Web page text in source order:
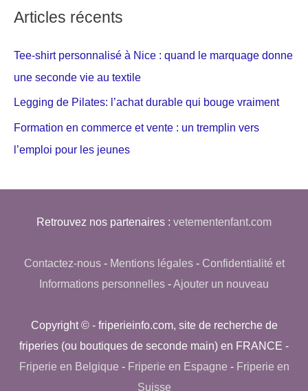
Articles récents
Tee-shirt personnalisé à Nice : quand le marquage donne
une seconde vie au textile
Legging de Pilates: l’achat durable qui bouge vraiment
Formation en commerce et vente : un tremplin vers
l’emploi pour les jeunes
Retrouvez nos partenaires : vetementenfant.com
Contactez-nous- Mentions légales- Confidentialité et
Informations personnelles -Ajouter un nouveau
Copyright © - friperieinfo.com, site de recherche de
friperies (ou boutiques de seconde main) en FRANCE -
Friperie en Belgique - Friperie en Espagne - Friperie en
Suisse